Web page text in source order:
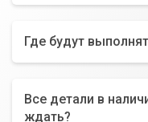
Где будут
Все детали в
ждать?